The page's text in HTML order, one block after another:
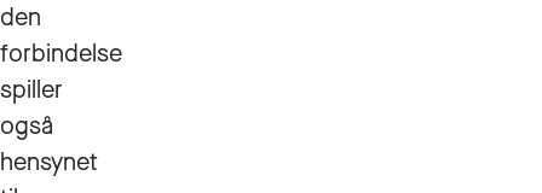
den
forbindelse
spiller
også
hensynet